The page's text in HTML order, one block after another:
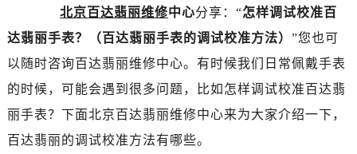
北京百达翡丽维修中心分享：“怎样调试校准百
达翡丽手表？（百达翡丽手表的调试校准方法） ”您也可
以随时咨询百达翡丽维修中心。有时候我们日常佩戴手表
的时候，可能会遇到很多问题，比如怎样调试校准百达翡
丽手表？下面北京百达翡丽维修中心来为大家介绍一下，
百达翡丽的调试校准方法有哪些。